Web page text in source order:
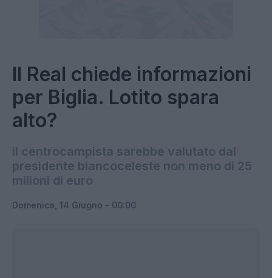
Il Real chiede informazioni
per Biglia. Lotito spara
alto?
il centrocampista sarebbe valutato dal
presidente biancoceleste non meno di 25
milioni di euro
Domenica, 14 Giugno - 00:00